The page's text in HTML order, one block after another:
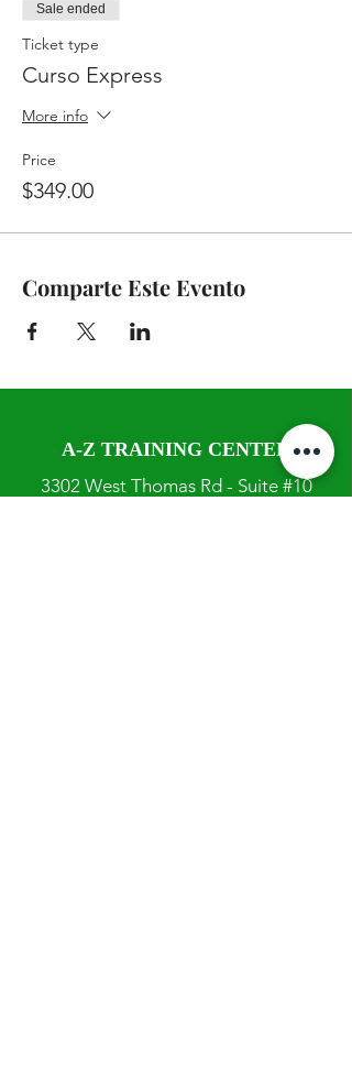
Que ingresos se deben reportar en la
y mucho mas...
Sale ended
Ticket type
Curso Express
More info
Price
$349.00
Comparte Este Evento
A-Z TRAINING CENTER
3302 West Thomas Rd - Suite #10